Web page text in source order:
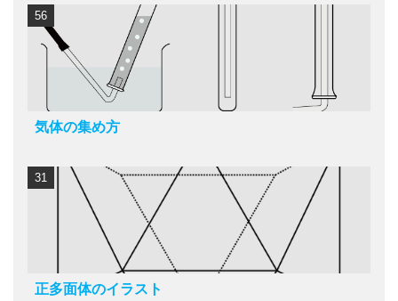
気体の集め方
56
正多面体のイラスト
31